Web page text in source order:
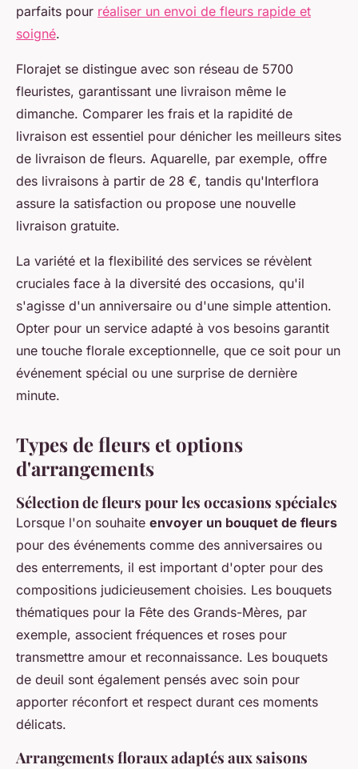
parfaits pour réaliser un envoi de fleurs rapide et
soigné.
Florajet se distingue avec son réseau de 5700
fleuristes, garantissant une livraison même le
dimanche. Comparer les frais et la rapidité de
livraison est essentiel pour dénicher les meilleurs sites
de livraison de fleurs. Aquarelle, par exemple, offre
des livraisons à partir de 28 €, tandis qu'Interflora
assure la satisfaction ou propose une nouvelle
livraison gratuite.
La variété et la flexibilité des services se révèlent
cruciales face à la diversité des occasions, qu'il
s'agisse d'un anniversaire ou d'une simple attention.
Opter pour un service adapté à vos besoins garantit
une touche florale exceptionnelle, que ce soit pour un
événement spécial ou une surprise de dernière
minute.
Types de fleurs et options
d'arrangements
Sélection de fleurs pour les occasions spéciales
Lorsque l'on souhaite envoyer un bouquet de fleurs
pour des événements comme des anniversaires ou
des enterrements, il est important d'opter pour des
compositions judicieusement choisies. Les bouquets
thématiques pour la Fête des Grands-Mères, par
exemple, associent fréquences et roses pour
transmettre amour et reconnaissance. Les bouquets
de deuil sont également pensés avec soin pour
apporter réconfort et respect durant ces moments
délicats.
Arrangements floraux adaptés aux saisons